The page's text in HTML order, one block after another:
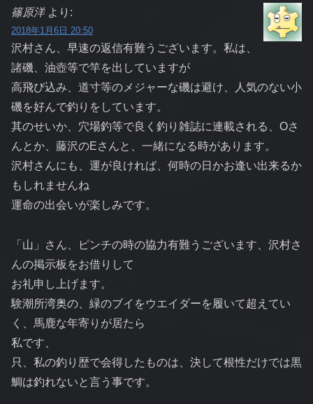
篠原洋 より:
2018年1月6日 20:50
沢村さん、早速の返信有難うございます。私は、
諸磯、油壺等で竿を出していますが
高飛び込み、道寸等のメジャーな磯は避け、人気のない小
磯を好んで釣りをしています。
其のせいか、穴場釣等で良く釣り雑誌に連載される、Oさ
んとか、藤沢のEさんと、一緒になる時があります。
沢村さんにも、運が良ければ、何時の日かお逢い出来るか
もしれませんね
運命の出会いが楽しみです。
「山」さん、ピンチの時の協力有難うございます、沢村さ
んの掲示板をお借りして
お礼申し上げます。
験潮所湾奥の、緑のブイをウエイダーを履いて超えてい
く、馬鹿な年寄りが居たら
私です、
只、私の釣り歴で会得したものは、決して根性だけでは黒
鯛は釣れないと言う事です。